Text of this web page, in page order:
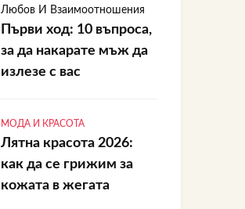
Любов И Взаимоотношения
Първи ход: 10 въпроса,
за да накарате мъж да
излезе с вас
МОДА И КРАСОТА
Лятна красота 2026:
как да се грижим за
кожата в жегата